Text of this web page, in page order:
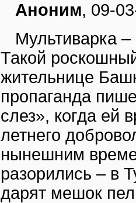
Аноним, 09-
Мультиварка
Такой
жительнице
пропаганда
слез», когда ей
летнего
нынешним
разорились – в
дарят мешок